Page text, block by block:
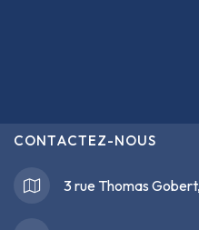
CONTACTEZ-NOUS
3 rue Thomas